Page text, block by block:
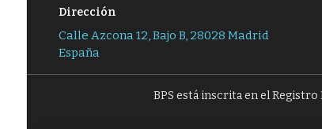
Dirección
Calle Azcona 12, Bajo B, 28028 Madrid
España
BPS está inscrita en el